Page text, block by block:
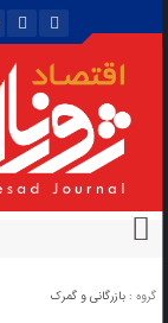
گروه : بازرگانی و گمرک